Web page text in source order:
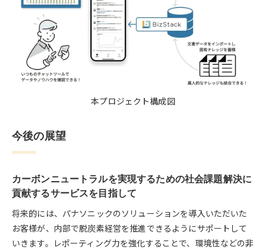
本プロジェクト構成図
今後の展望
カーボンニュートラルを実現するための社会課題解決に
貢献するサービスを目指して
将来的には、パナソニックのソリューションを導入いただいた
お客様が、内部で脱炭素経営を推進できるようにサポートして
いきます。レポーティング力を強化することで、環境性などの非